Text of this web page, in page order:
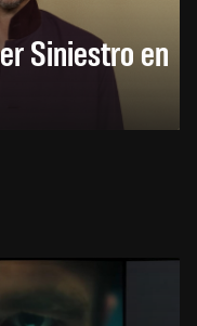
Siniestro en